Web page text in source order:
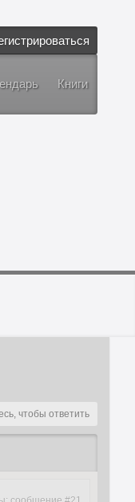
Книги
чтобы ответить